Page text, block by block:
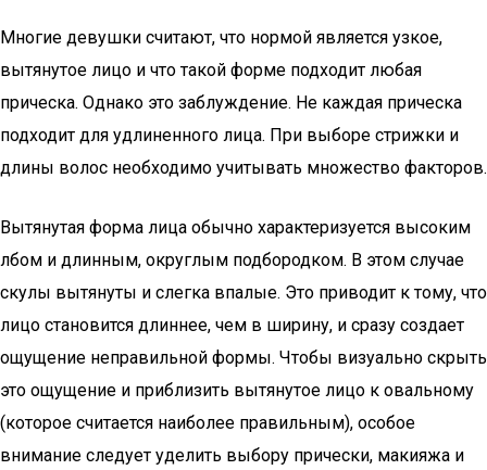
Многие девушки считают, что нормой является узкое,
вытянутое лицо и что такой форме подходит любая
прическа. Однако это заблуждение. Не каждая прическа
подходит для удлиненного лица. При выборе стрижки и
длины волос необходимо учитывать множество факторов.
Вытянутая форма лица обычно характеризуется высоким
лбом и длинным, округлым подбородком. В этом случае
скулы вытянуты и слегка впалые. Это приводит к тому, что
лицо становится длиннее, чем в ширину, и сразу создает
ощущение неправильной формы. Чтобы визуально скрыть
это ощущение и приблизить вытянутое лицо к овальному
(которое считается наиболее правильным), особое
внимание следует уделить выбору прически, макияжа и